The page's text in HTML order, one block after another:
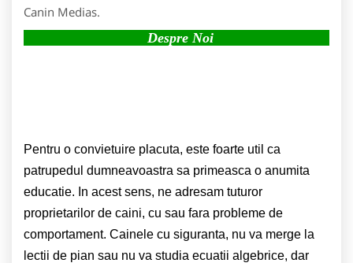
Canin Medias.
Despre Noi
Pentru o convietuire placuta, este foarte util ca
patrupedul dumneavoastra sa primeasca o anumita
educatie. In acest sens, ne adresam tuturor
proprietarilor de caini, cu sau fara probleme de
comportament. Cainele cu siguranta, nu va merge la
lectii de pian sau nu va studia ecuatii algebrice, dar